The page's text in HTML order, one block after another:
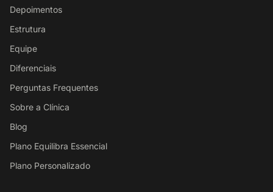
Depoimentos
Estrutura
Equipe
Diferenciais
Perguntas Frequentes
Sobre a Clínica
Blog
Plano Equilibra Essencial
Plano Personalizado